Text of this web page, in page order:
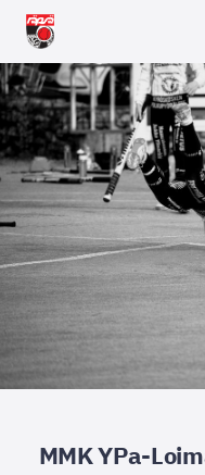
Siirry
sivun
sisältöön
Räpsä ry
MMK YPa-